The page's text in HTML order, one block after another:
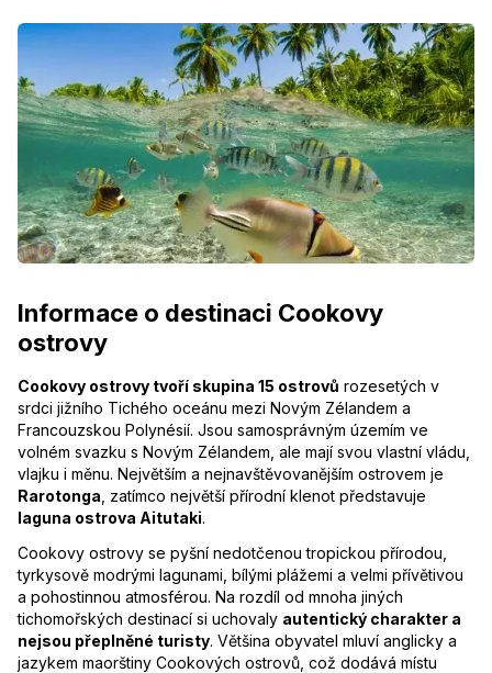
Informace o destinaci Cookovy
ostrovy
Cookovy ostrovy tvoří skupina 15 ostrovů rozesetých v
srdci jižního Tichého oceánu mezi Novým Zélandem a
Francouzskou Polynésií. Jsou samosprávným územím ve
volném svazku s Novým Zélandem, ale mají svou vlastní vládu,
vlajku i měnu. Největším a nejnavštěvovanějším ostrovem je
Rarotonga , zatímco největší přírodní klenot představuje
laguna ostrova Aitutaki.
Cookovy ostrovy se pyšní nedotčenou tropickou přírodou,
tyrkysově modrými lagunami, bílými plážemi a velmi přívětivou
a pohostinnou atmosférou. Na rozdíl od mnoha jiných
tichomořských destinací si uchovaly autentický charakter a
nejsou přeplněné turisty. Většina obyvatel mluví anglicky a
jazykem maorštiny Cookových ostrovů, což dodává místu